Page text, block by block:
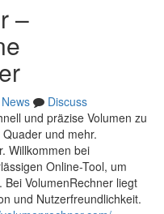
–
News
Discuss
und präzise Volumen zu
und mehr.
Willkommen bei
Online-Tool, um
VolumenRechner liegt
und Nutzerfreundlichkeit.